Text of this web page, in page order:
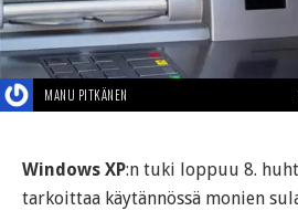
MANU PITKÄNEN
Windows XP:n tuki loppuu 8.
tarkoittaa käytännössä monien